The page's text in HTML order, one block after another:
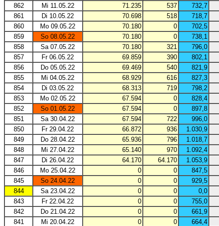
862
Mi 11.05.22 71.235 537
732,7
861
Di 10.05.22 70.698 518
718,7
860
Mo 09.05.22 70.180 0
702,5
859
So 08.05.22 70.180 0
738,1
858
Sa 07.05.22 70.180 321
796,0
857
Fr 06.05.22 69.859 390
802,1
856
Do 05.05.22 69.469 540
821,9
855
Mi 04.05.22 68.929 616
827,3
854
Di 03.05.22 68.313 719
798,2
853
Mo 02.05.22 67.594 0
828,4
852
So 01.05.22 67.594 0
897,8
851
Sa 30.04.22 67.594 722
996,0
850
Fr 29.04.22 66.872 936
1.030,9
849
Do 28.04.22 65.936 796
1.018,7
848
Mi 27.04.22 65.140 970
1.092,4
847
Di 26.04.22 64.170 64.170
1.053,9
846
Mo 25.04.22 0 0
847,5
845
So 24.04.22 0 0
929,5
844
Sa 23.04.22 0 0
0,0
843
Fr 22.04.22 0 0
755,0
842
Do 21.04.22 0 0
661,9
841
Mi 20.04.22 0 0
664,4